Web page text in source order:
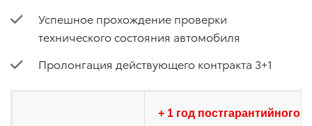
Успешное прохождение проверки
технического состояния автомобиля
Пролонгация действующего контракта 3+1
+ 1 год постгарантийного